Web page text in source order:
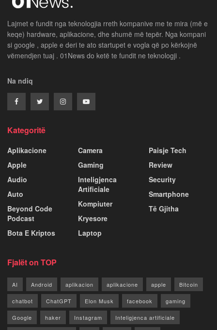
Lajmet e fundit nga teknologjia rreth kompanive me te mira (më e
keqe) hardware, aplikacione, dhe shumë më tepër. Nga kompani
si google , apple e deri te ato startupet e vogla që po kërkojnë
vëmendjen tuaj . 01News do ketë te fundit ne teknologji .
Na ndiq
Kategoritë
Aplikacione
Apple
Audio
Auto
Beyond Code
Podcast
Bota E Kriptos
Camera
Gaming
Inteligjenca
Artificiale
Kompiuter
Kryesore
Laptop
Paisje Tech
Review
Security
Smartphone
Të Gjitha
Fjalët on TOP
AI Android aplikacion aplikacione apple Bitcoin
chatbot ChatGPT Elon Musk facebook gaming
Google haker Instagram Inteligjenca artificiale